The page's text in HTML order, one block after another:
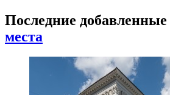
Последние добавленные
места